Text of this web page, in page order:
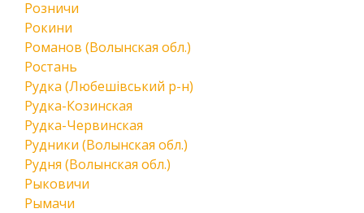
Розничи
Рокини
Романов (Волынская обл.)
Ростань
Рудка (Любешівський р-н)
Рудка-Козинская
Рудка-Червинская
Рудники (Волынская обл.)
Рудня (Волынская обл.)
Рыковичи
Рымачи